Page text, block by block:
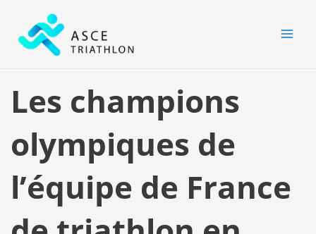
contenu
Les champions
olympiques de
l’équipe de France